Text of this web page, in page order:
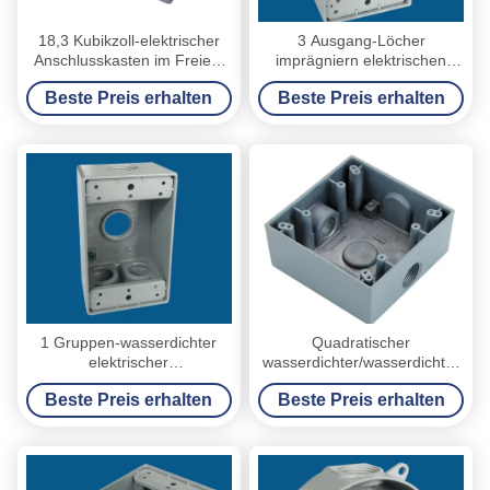
18,3 Kubikzoll-elektrischer
Anschlusskasten im Freien,
wasserdichte Schalter-
Kasten-einzelne Gruppe
Beste Preis erhalten
3 Ausgang-Löcher
imprägniern elektrischen
Kasten/Steckdose-Kasten im
Freien
Beste Preis erhalten
1 Gruppen-wasserdichter
elektrischer
Kasten/Außenausgang-
Kasten mit 4 Ausgang-
Löchern
Beste Preis erhalten
Quadratischer
wasserdichter/wasserdichter
elektrischer Kasten 1/2“ 3/4"
Größe, zum von Leitern zu
schützen
Beste Preis erhalten